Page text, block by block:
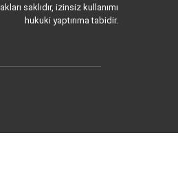
saklıdır, izinsiz kullanımı
hukuki yaptırıma tabidir.